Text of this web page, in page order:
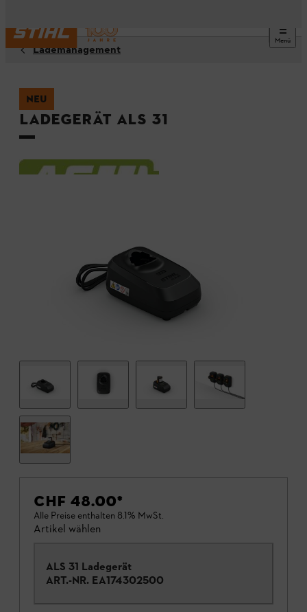
Menü
Lademanagement
NEU
Ladegerät ALS 31
CHF 48.00*
Alle Preise enthalten 8.1% MwSt.
Artikel wählen
ALS 31 Ladegerät
ART.-NR. EA174302500